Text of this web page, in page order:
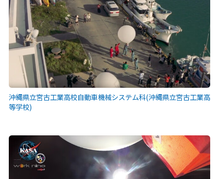
沖縄県立宮古工業高校自動車機械システム科(沖縄県立宮古工業高
等学校)